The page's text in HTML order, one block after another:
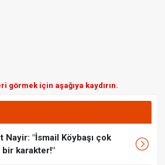
görmek için aşağıya kaydırın.
Nayir: "İsmail Köybaşı çok
bir karakter!"